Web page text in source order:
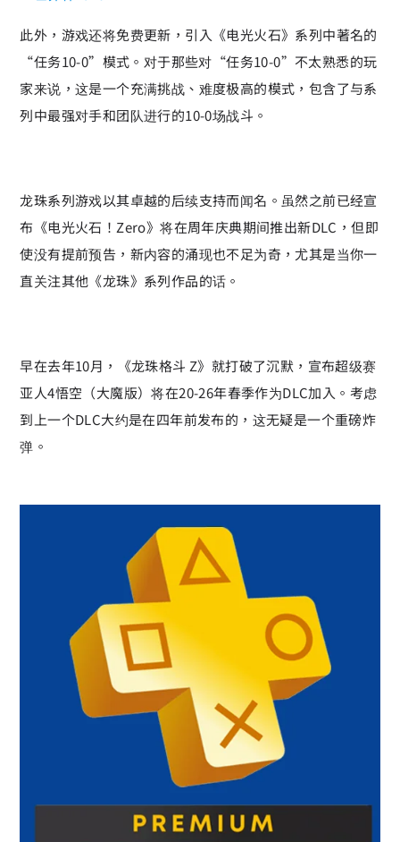
此外，游戏还将免费更新，引入《电光火石》系列中著名的
“任务10-0”模式。对于那些对“任务10-0”不太熟悉的玩
家来说，这是一个充满挑战、难度极高的模式，包含了与系
列中最强对手和团队进行的10-0场战斗。
龙珠系列游戏以其卓越的后续支持而闻名。虽然之前已经宣
布《电光火石！Zero》将在周年庆典期间推出新DLC，但即
使没有提前预告，新内容的涌现也不足为奇，尤其是当你一
直关注其他《龙珠》系列作品的话。
早在去年10月，《龙珠格斗 Z》就打破了沉默，宣布超级赛
亚人4悟空（大魔版）将在20-26年春季作为DLC加入。考虑
到上一个DLC大约是在四年前发布的，这无疑是一个重磅炸
弹。